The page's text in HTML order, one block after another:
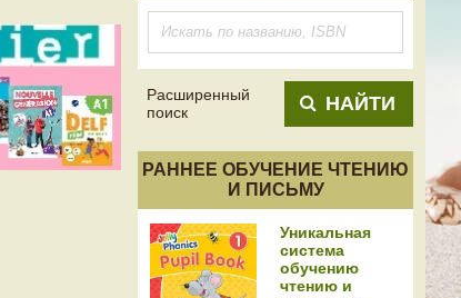
Расширенный
поиск
НАЙТИ
РАННЕЕ ОБУЧЕНИЕ ЧТЕНИЮ
И ПИСЬМУ
Уникальная
система
обучению
чтению и